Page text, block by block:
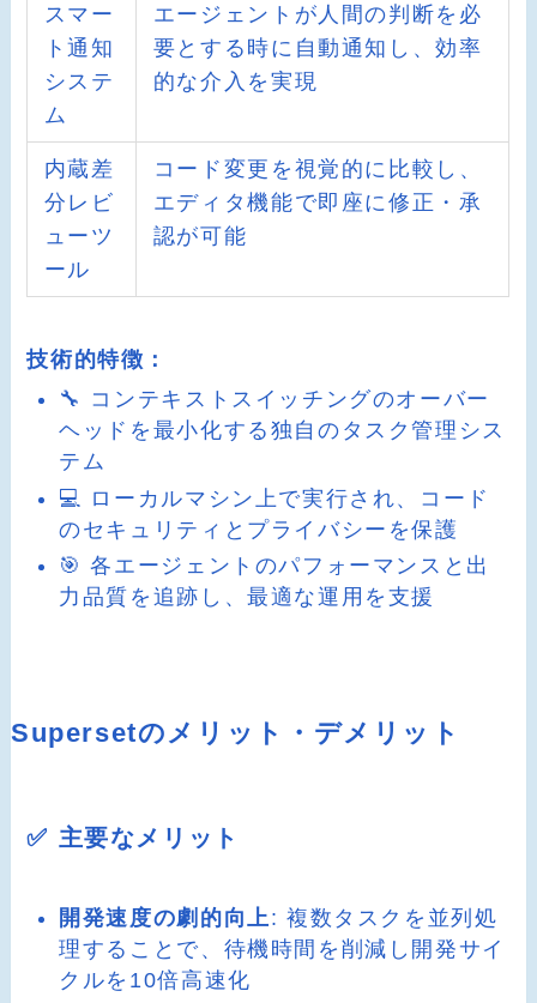
スマー
ト通知
システ
ム
エージェントが人間の判断を必
要とする時に自動通知し、効率
的な介入を実現
内蔵差
分レビ
ューツ
ール
コード変更を視覚的に比較し、
エディタ機能で即座に修正・承
認が可能
技術的特徴：
🔧 コンテキストスイッチングのオーバー
ヘッドを最小化する独自のタスク管理シス
テム
💻 ローカルマシン上で実行され、コード
のセキュリティとプライバシーを保護
🎯 各エージェントのパフォーマンスと出
力品質を追跡し、最適な運用を支援
Supersetのメリット・デメリット
✅ 主要なメリット
開発速度の劇的向上 : 複数タスクを並列処
理することで、待機時間を削減し開発サイ
クルを10倍高速化